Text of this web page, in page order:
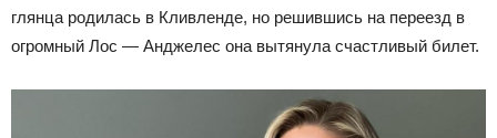
глянца родилась в Кливленде, но решившись на переезд в
огромный Лос — Анджелес она вытянула счастливый билет.